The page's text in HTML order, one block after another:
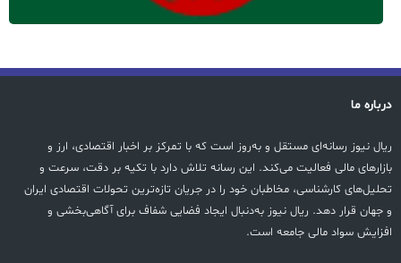
درباره ما
ریال نیوز رسانه‌ای مستقل و به‌روز است که با تمرکز بر اخبار اقتصادی، ارز و
بازارهای مالی فعالیت می‌کند. این رسانه تلاش دارد با تکیه بر دقت، سرعت و
تحلیل‌های کارشناسی، مخاطبان خود را در جریان تازه‌ترین تحولات اقتصادی ایران
و جهان قرار دهد. ریال نیوز به‌دنبال ایجاد فضایی شفاف برای آگاهی‌بخشی و
افزایش سواد مالی جامعه است.